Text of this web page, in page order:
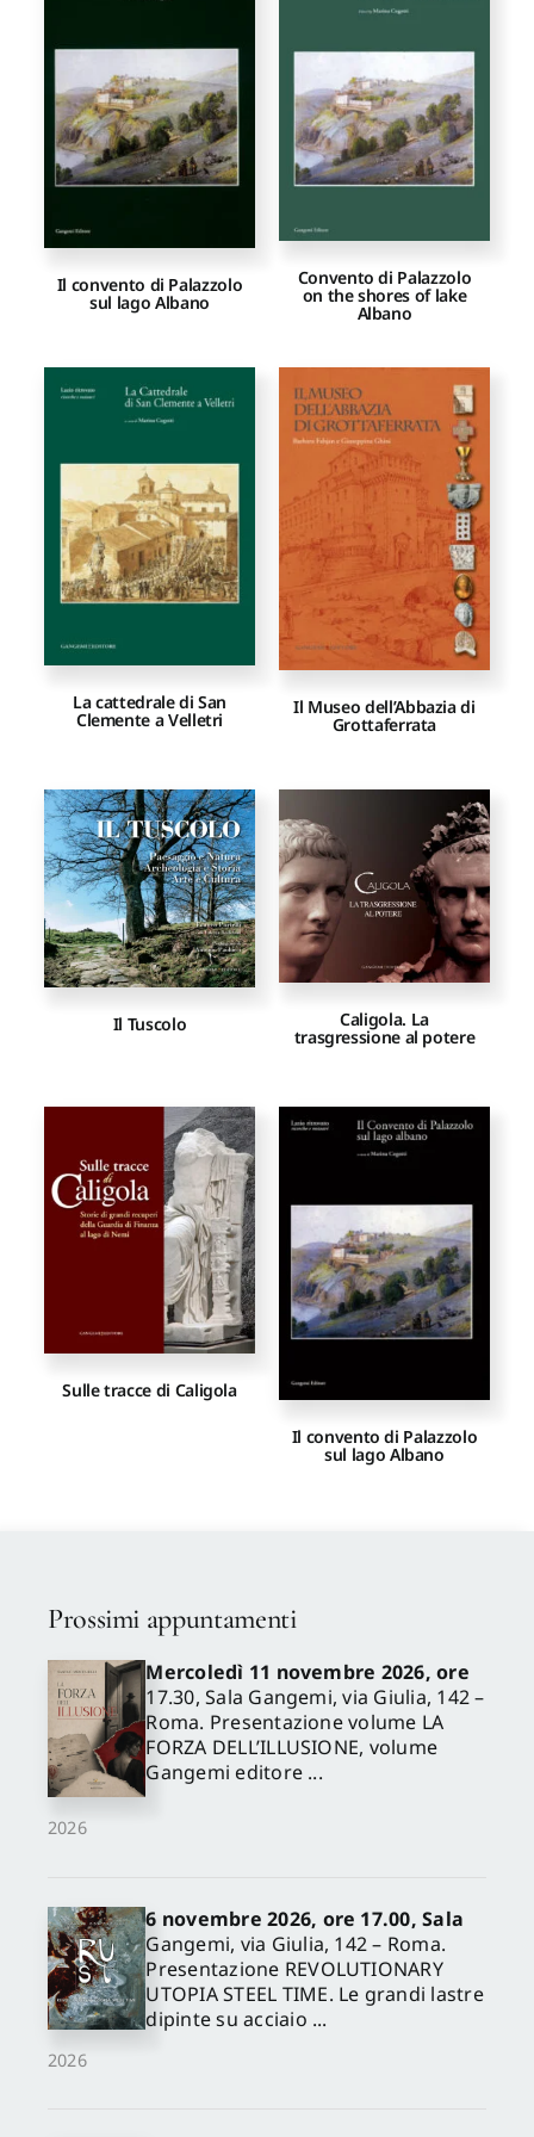
Proposte di pubblicazione
Gangemi Editore
Il convento di Palazzolo
sul lago Albano
Convento di Palazzolo
on the shores of lake
Albano
La cattedrale di San
Clemente a Velletri
Il Museo dell’Abbazia di
Grottaferrata
Il Tuscolo Caligola. La
trasgressione al potere
Sulle tracce di Caligola
Il convento di Palazzolo
sul lago Albano
Prossimi appuntamenti
2026
Mercoledì 11 novembre 2026, ore
17.30, Sala Gangemi, via Giulia, 142 –
Roma. Presentazione volume LA
FORZA DELL’ILLUSIONE, volume
Gangemi editore ...
2026
6 novembre 2026, ore 17.00, Sala
Gangemi, via Giulia, 142 – Roma.
Presentazione REVOLUTIONARY
UTOPIA STEEL TIME. Le grandi lastre
dipinte su acciaio ...